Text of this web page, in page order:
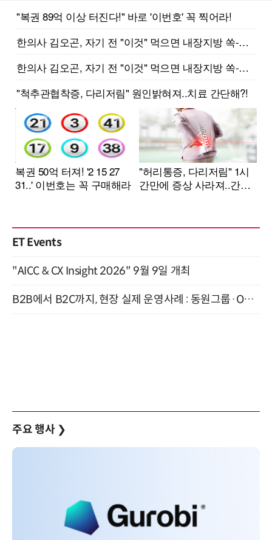
ET Events
"AICC & CX Insight 2026" 9월 9일 개최
B2B에서 B2C까지, 현장 실제 운영사례 : 동원그룹·OCI·다이닝브랜즈그룹·당근 (8/27)
주요 행사 ❯